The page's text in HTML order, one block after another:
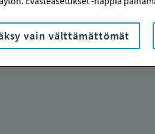
vain välttämättömät